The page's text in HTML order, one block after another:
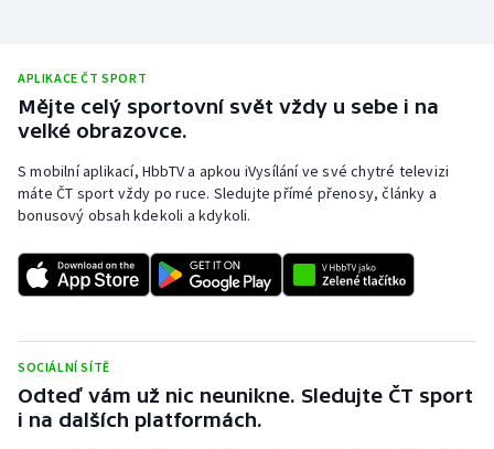
APLIKACE ČT SPORT
Mějte celý sportovní svět vždy u sebe i na
velké obrazovce.
S mobilní aplikací, HbbTV a apkou iVysílání ve své chytré televizi
máte ČT sport vždy po ruce. Sledujte přímé přenosy, články a
bonusový obsah kdekoli a kdykoli.
SOCIÁLNÍ SÍTĚ
Odteď vám už nic neunikne. Sledujte ČT sport
i na dalších platformách.